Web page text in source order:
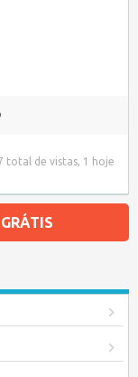
total de vistas, 1 hoje